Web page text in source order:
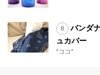
バンダ
ュカバー
*ココ*